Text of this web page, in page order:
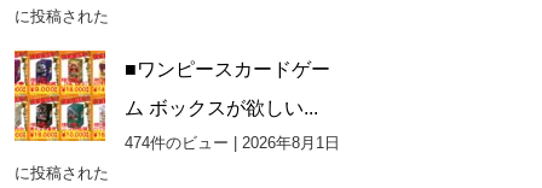
に投稿された
■ワンピースカードゲー
ム ボックスが欲しい...
474件のビュー
2026年8月1日
に投稿された